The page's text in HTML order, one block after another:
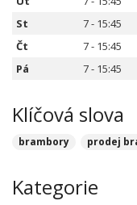
St
7 - 15:45
Čt
7 - 15:45
Pá
7 - 15:45
Klíčová slova
brambory prodej
Kategorie